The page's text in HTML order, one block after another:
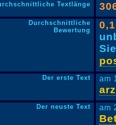
Textlänge
Durchschnittliche
Bewertung
Der erste Text am
Der neuste Text am